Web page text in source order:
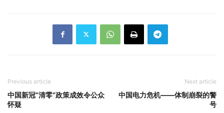
Previous article
中国新冠“清零”政策成效令公众
怀疑
Next article
中国电力危机——体制崩裂的警
号